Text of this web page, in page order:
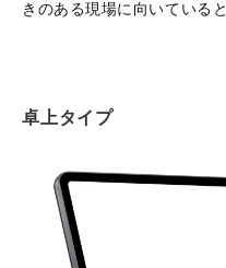
きのある現場に向いている
卓上タイプ